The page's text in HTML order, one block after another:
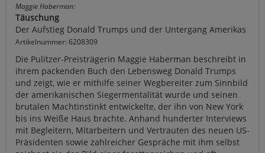
Maggie Haberman:
Täuschung
Der Aufstieg Donald Trumps und der Untergang Amerikas
Artikelnummer: 6208309
Die Pulitzer-Preisträgerin Maggie Haberman beschreibt in
ihrem packenden Buch den Lebensweg Donald Trumps
und zeigt, wie er mithilfe seiner Wegbereiter zum Sinnbild
der amerikanischen Siegermentalität wurde und seinen
brutalen Machtinstinkt entwickelte, der ihn von New York
bis ins Weiße Haus brachte. Anhand hunderter Interviews
mit Begleitern, Mitarbeitern und Vertrauten des neuen US-
Präsidenten sowie zahlreicher Gespräche mit ihm selbst